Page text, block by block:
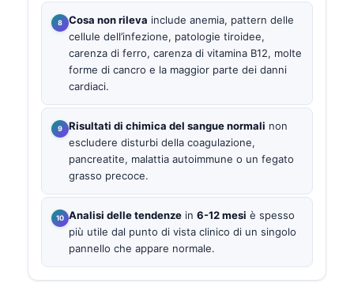
Cosa non rileva include anemia, pattern delle
cellule dell’infezione, patologie tiroidee,
carenza di ferro, carenza di vitamina B12, molte
forme di cancro e la maggior parte dei danni
cardiaci.
Risultati di chimica del sangue normali non
escludere disturbi della coagulazione,
pancreatite, malattia autoimmune o un fegato
grasso precoce.
Analisi delle tendenze in 6-12 mesi è spesso
più utile dal punto di vista clinico di un singolo
pannello che appare normale.